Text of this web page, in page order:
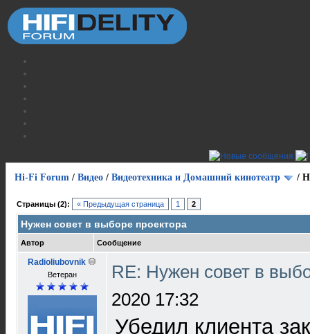
Hi-Fi Forum / Видео / Видеотехника и Домашний кинотеатр /
Страницы (2): « Предыдущая страница 1 2
Нужен совет в выборе проектора
Автор Сообщение
Radioliubovnik
Ветеран
RE: Нужен совет в
2020 17:32
Убедил клиента